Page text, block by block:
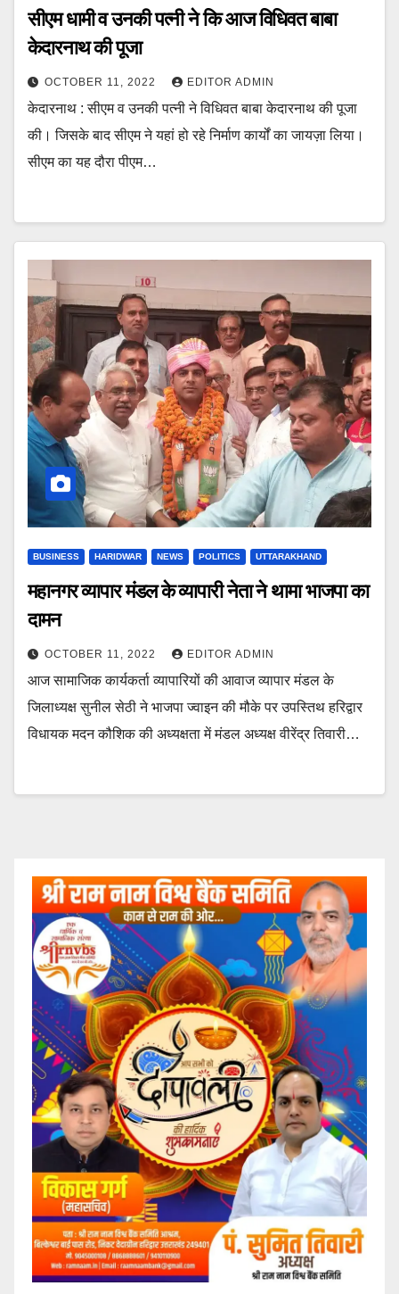
सीएम धामी व उनकी पत्नी ने कि आज विधिवत बाबा
केदारनाथ की पूजा
OCTOBER 11, 2022 EDITOR ADMIN
केदारनाथ : सीएम व उनकी पत्नी ने विधिवत बाबा केदारनाथ की पूजा
की। जिसके बाद सीएम ने यहां हो रहे निर्माण कार्यों का जायज़ा लिया।
सीएम का यह दौरा पीएम…
BUSINESS HARIDWAR NEWS POLITICS UTTARAKHAND
महानगर व्यापार मंडल के व्यापारी नेता ने थामा भाजपा का
दामन
OCTOBER 11, 2022 EDITOR ADMIN
आज सामाजिक कार्यकर्ता व्यापारियों की आवाज व्यापार मंडल के
जिलाध्यक्ष सुनील सेठी ने भाजपा ज्वाइन की मौके पर उपस्तिथ हरिद्वार
विधायक मदन कौशिक की अध्यक्षता में मंडल अध्यक्ष वीरेंद्र तिवारी…